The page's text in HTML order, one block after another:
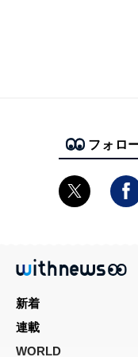
フォロ
新着
連載
WORLD